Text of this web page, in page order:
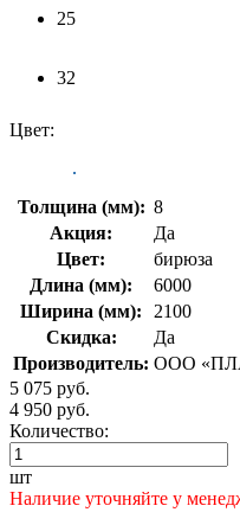
25
32
Цвет:
Толщина (мм): 8
Акция:
Да
Цвет:
бирюза
Длина (мм):
6000
Ширина (мм):
2100
Скидка:
Да
Производитель: ООО
5 075 руб.
4 950 руб.
Количество:
шт
Наличие уточняйте у